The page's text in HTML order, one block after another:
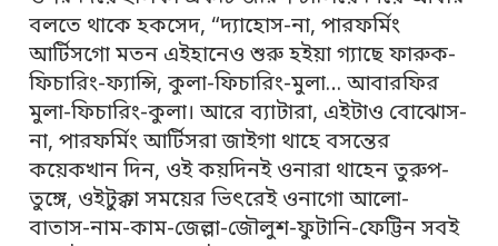
বলতে থাকে হকসেদ, “দ্যাহোস-না, পারফর্মিং
আর্টিসগো মতন এইহানেও শুরু হইয়া গ্যাছে ফারুক-
ফিচারিং-ফ্যান্সি, কুলা-ফিচারিং-মুলা… আবারফির
মুলা-ফিচারিং-কুলা। আরে ব্যাটারা, এইটাও বোঝোস-
না, পারফর্মিং আর্টিসরা জাইগা থাহে বসন্তের
কয়েকখান দিন, ওই কয়দিনই ওনারা থাহেন তুরুপ-
তুঙ্গে, ওইটুক্কা সময়ের ভিৎরেই ওনাগো আলো-
বাতাস-নাম-কাম-জেল্লা-জৌলুশ-ফুটানি-ফেট্টিন সবই